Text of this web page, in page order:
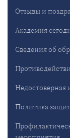
Отзывы и
Академия
Сведения об
Политика